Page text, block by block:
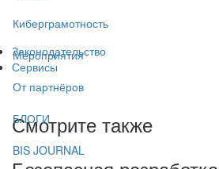
Киберграмотность
Мероприятия
От партнёров
БЛОГИ
BIS JOURNAL
Законодательство
Сервисы
Смотрите также